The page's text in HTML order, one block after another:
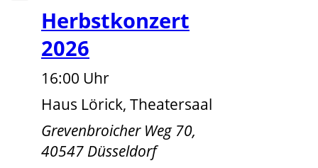
Herbstkonzert
2026
16:00 Uhr
Haus Lörick, Theatersaal
Grevenbroicher Weg 70,
40547 Düsseldorf